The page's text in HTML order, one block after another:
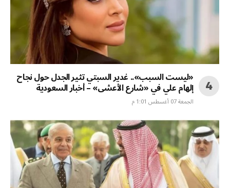
«ليست السبب».. غدير السبتي تثير الجدل حول نجاح
إلهام علي في «شارع الأعشى» – أخبار السعودية
الجمعة 07 أغسطس 1:01 م